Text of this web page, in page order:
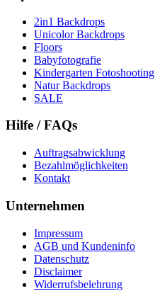
2in1 Backdrops
Unicolor Backdrops
Floors
Babyfotografie
Kindergarten Fotoshooting
Natur Backdrops
SALE
Hilfe / FAQs
Auftragsabwicklung
Bezahlmöglichkeiten
Kontakt
Unternehmen
Impressum
AGB und Kundeninfo
Datenschutz
Disclaimer
Widerrufsbelehrung